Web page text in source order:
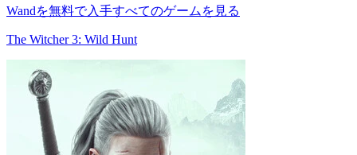
Wandを無料で入手すべてのゲームを見る
The Witcher 3: Wild Hunt